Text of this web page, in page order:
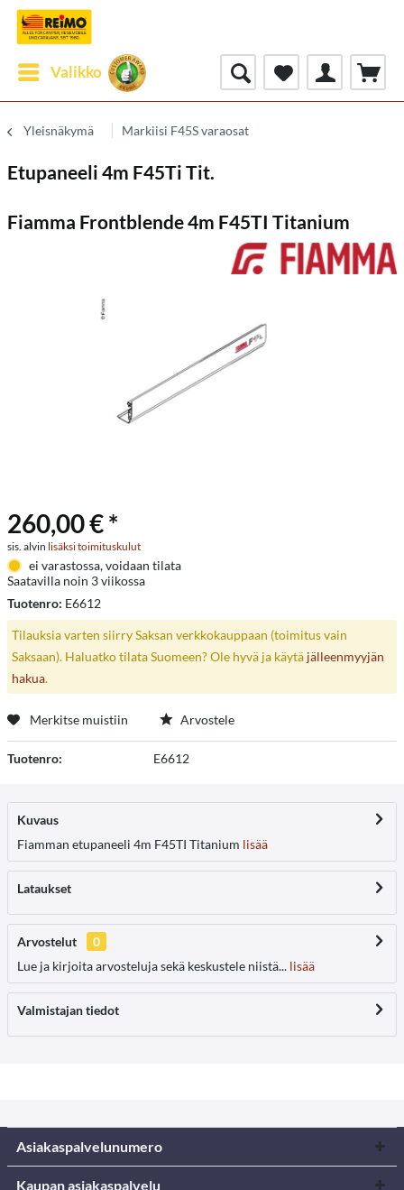
Valikko
Yleisnäkymä Markiisi F45S varaosat
Etupaneeli 4m F45Ti Tit.
Fiamma Frontblende 4m F45TI Titanium
260,00 € *
sis. alvin lisäksi toimituskulut
ei varastossa, voidaan tilata
Saatavilla noin 3 viikossa
Tuotenro: E6612
Tilauksia varten siirry Saksan verkkokauppaan (toimitus vain
Saksaan). Haluatko tilata Suomeen? Ole hyvä ja käytä jälleenmyyjän
hakua.
Merkitse muistiin Arvostele
Tuotenro: E6612
Kuvaus
Fiamman etupaneeli 4m F45TI Titanium lisää
Lataukset
Arvostelut
0
Lue ja kirjoita arvosteluja sekä keskustele niistä... lisää
Valmistajan tiedot
Asiakaspalvelunumero
Kaupan asiakaspalvelu